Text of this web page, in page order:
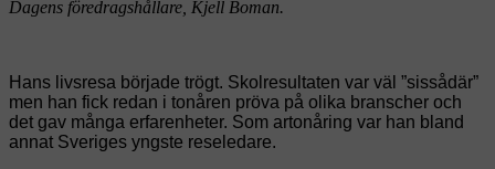
Dagens föredragshållare, Kjell Boman.
Hans livsresa började trögt. Skolresultaten var väl ”sissådär”
men han fick redan i tonåren pröva på olika branscher och
det gav många erfarenheter. Som artonåring var han bland
annat Sveriges yngste reseledare.